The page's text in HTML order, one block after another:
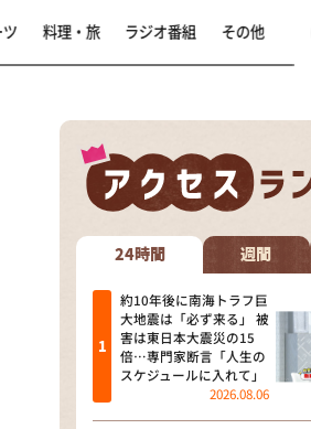
なるみ・岡村の過ぎ
相席食堂
これ余談なんです
～人生密着トーク
～ やすとものいた
探偵！ナイトスク
料理・旅 ラジオ番組 その他
24時間 週間
約10年後に南海トラフ巨
大地震は「必ず来る」 被
害は東日本大震災の15
倍…専門家断言「人生の
スケジュールに入れて」
2026.08.06